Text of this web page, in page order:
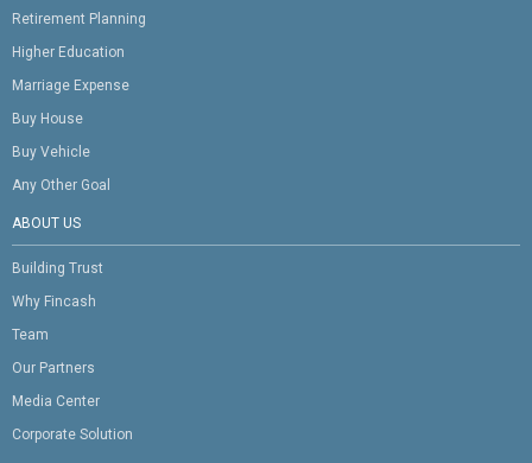
Retirement Planning
Higher Education
Marriage Expense
Buy House
Buy Vehicle
Any Other Goal
ABOUT US
Building Trust
Why Fincash
Team
Our Partners
Media Center
Corporate Solution